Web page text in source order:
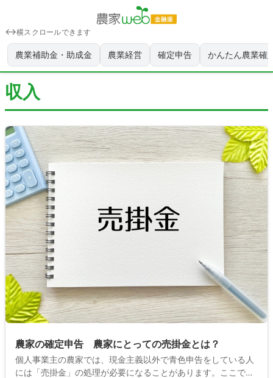
横スクロールできます
農業補助金・助成金 農業経営 確定申告 かんたん農業確
収入
農家の確定申告 農家にとっての売掛金とは？
個人事業主の農家では、現金主義以外で青色申告をしている人
には「売掛金」の処理が必要になることがあります。ここでは